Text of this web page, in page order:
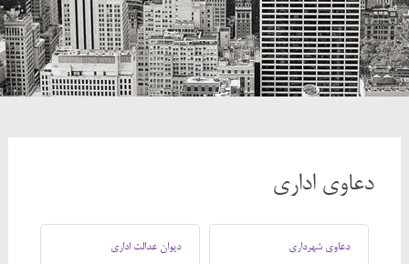
دعاوی اداری
دیوان عدالت اداری دعاوی شهرداری